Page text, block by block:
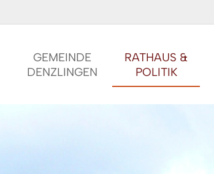
GEMEINDE
DENZLINGEN
RATHAUS &
POLITIK